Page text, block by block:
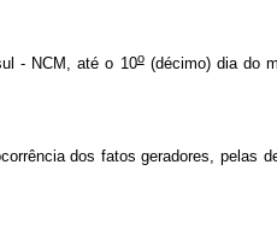
- NCM, até o 10o(décimo) dia do
dos fatos geradores, pelas